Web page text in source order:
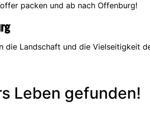
packen und ab nach Offenburg!
die Landschaft und die Vielseitigkeit
Leben gefunden!